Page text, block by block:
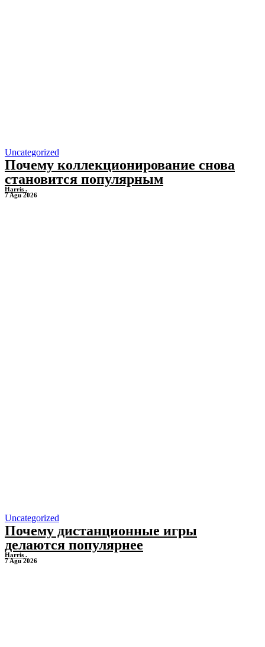
Uncategorized
Почему коллекционирование снова
становится популярным
Harris .
7 Agu 2026
Uncategorized
Почему дистанционные игры
делаются популярнее
Harris .
7 Agu 2026